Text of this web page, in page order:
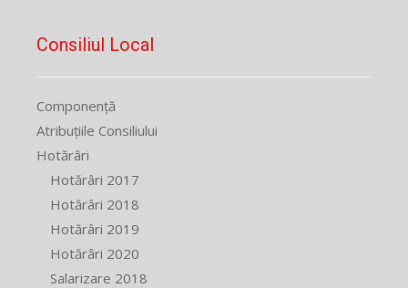
Consiliul Local
Componență
Atribuțiile Consiliului
Hotărâri
Hotărâri 2017
Hotărâri 2018
Hotărâri 2019
Hotărâri 2020
Salarizare 2018